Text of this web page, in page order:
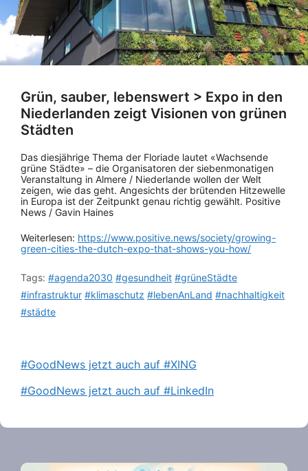
Grün, sauber, lebenswert > Expo in den
Niederlanden zeigt Visionen von grünen
Städten
Das diesjährige Thema der Floriade lautet «Wachsende
grüne Städte» – die Organisatoren der siebenmonatigen
Veranstaltung in Almere / Niederlande wollen der Welt
zeigen, wie das geht. Angesichts der brütenden Hitzewelle
in Europa ist der Zeitpunkt genau richtig gewählt. Positive
News / Gavin Haines
Weiterlesen: https://www.positive.news/society/growing-
green-cities-the-dutch-expo-that-shows-you-how/
Tags: #agenda2030 #gesundheit #grüneStädte
#infrastruktur #klimaschutz #lebenAnLand #nachhaltigkeit
#städte
#GoodNews jetzt auch auf #XING
#GoodNews jetzt auch auf #LinkedIn